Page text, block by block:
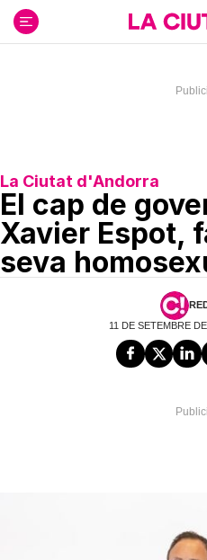
contenido
La Ciutat d'Andorra
El cap de
Xavier Espot,
seva
11 DE SETEMBRE